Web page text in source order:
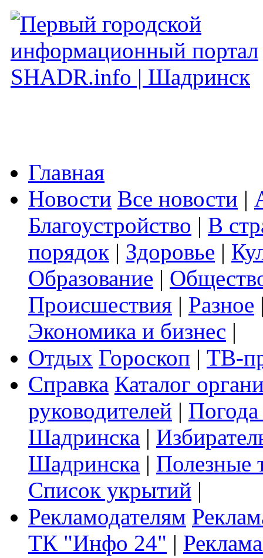
Главная
Новости Все новости |
Благоустройство | В
порядок | Здоровье |
Образование |
Происшествия | Разное
Экономика и бизнес |
Отдых Гороскоп | ТВ-
Справка Каталог
руководителей |
Шадринска |
Шадринска | Полезные
Список укрытий |
Рекламодателям
ТК "Инфо 24" |